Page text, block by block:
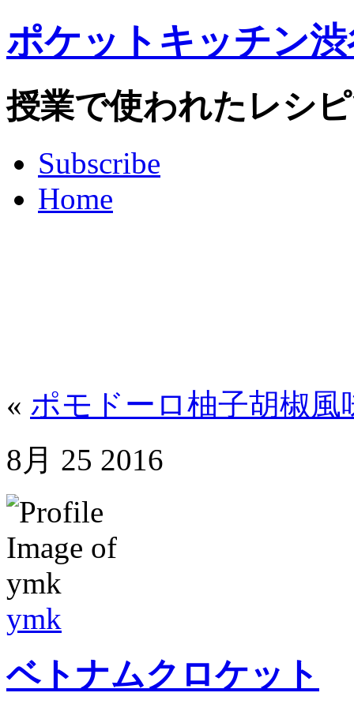
ポケットキッチン
授業で使われたレシ
Subscribe
Home
« ポモドーロ柚子胡椒風
8月 25 2016
ymk
ベトナムクロケット